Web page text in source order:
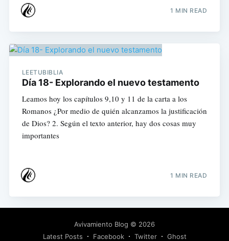
1 MIN READ
LEETUBIBLIA
Día 18- Explorando el nuevo testamento
Leamos hoy los capítulos 9,10 y 11 de la carta a los
Romanos ¿Por medio de quién alcanzamos la justificación
de Dios? 2. Según el texto anterior, hay dos cosas muy
importantes
1 MIN READ
Avivamiento Blog © 2026
Latest Posts
Facebook Twitter Ghost